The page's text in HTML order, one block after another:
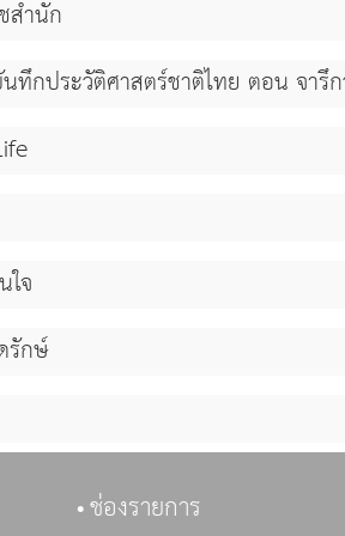
สำนัก
ทึกประวัติศาสตร์ชาติไทย ตอน จารึ
จ
รักษ์
ช่องรายการ